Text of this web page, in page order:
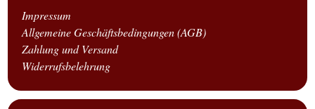
Impressum
Allgemeine Geschäftsbedingungen (AGB)
Zahlung und Versand
Widerrufsbelehrung